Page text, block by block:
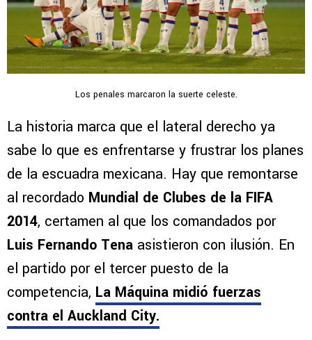
Los penales marcaron la suerte celeste.
La historia marca que el lateral derecho ya
sabe lo que es enfrentarse y frustrar los planes
de la escuadra mexicana. Hay que remontarse
al recordado Mundial de Clubes de la FIFA
2014, certamen al que los comandados por
Luis Fernando Tena asistieron con ilusión. En
el partido por el tercer puesto de la
competencia, La Máquina midió fuerzas
contra el Auckland City.